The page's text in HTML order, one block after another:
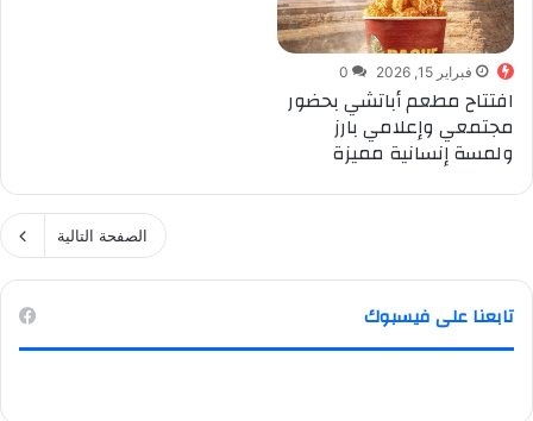
فبراير 15, 2026 0
افتتاح مطعم أباتشي بحضور
مجتمعي وإعلامي بارز
ولمسة إنسانية مميزة
الصفحة التالية
تابعنا على فيسبوك